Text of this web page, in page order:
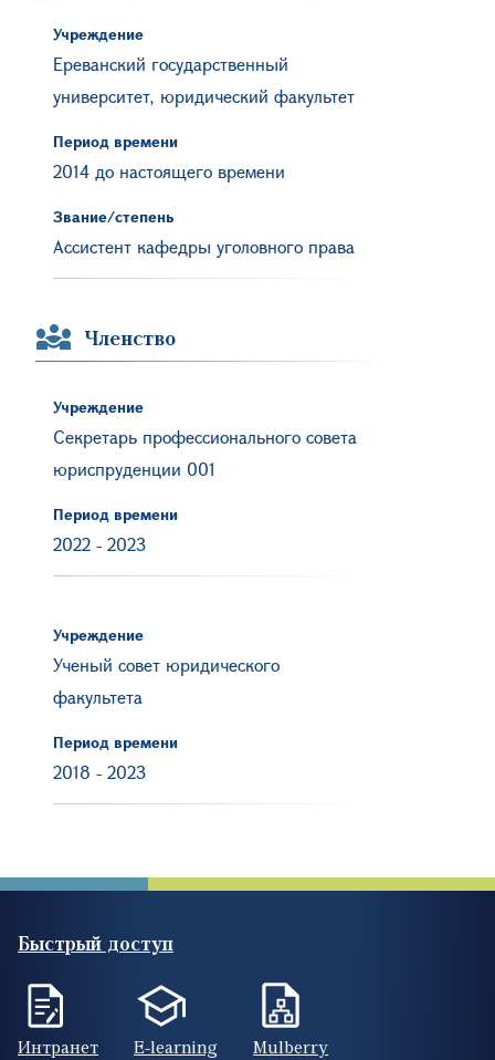
Учреждение
Ереванский государственный
университет, юридический факультет
Период времени
2014 до настоящего времени
Звание/степень
Ассистент кафедры уголовного права
Членство
Учреждение
Секретарь профессионального совета
юриспруденции 001
Период времени
2022 - 2023
Учреждение
Ученый совет юридического
факультета
Период времени
2018 - 2023
Быстрый доступ
Интранет E-learning Mulberry